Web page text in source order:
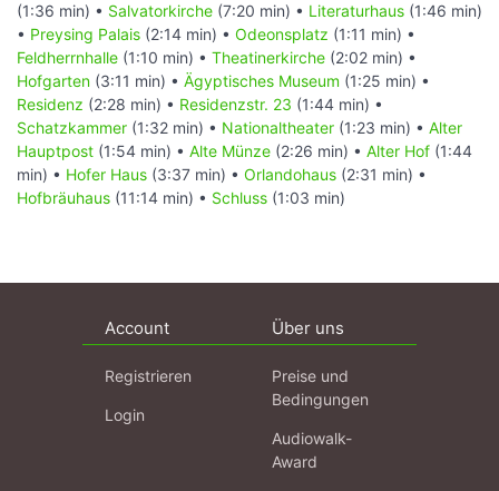
(1:36 min) • Salvatorkirche (7:20 min) • Literaturhaus (1:46 min)
• Preysing Palais (2:14 min) • Odeonsplatz (1:11 min) •
Feldherrnhalle (1:10 min) • Theatinerkirche (2:02 min) •
Hofgarten (3:11 min) • Ägyptisches Museum (1:25 min) •
Residenz (2:28 min) • Residenzstr. 23 (1:44 min) •
Schatzkammer (1:32 min) • Nationaltheater (1:23 min) • Alter
Hauptpost (1:54 min) • Alte Münze (2:26 min) • Alter Hof (1:44
min) • Hofer Haus (3:37 min) • Orlandohaus (2:31 min) •
Hofbräuhaus (11:14 min) • Schluss (1:03 min)
Account
Registrieren
Login
Über uns
Preise und
Bedingungen
Audiowalk-
Award